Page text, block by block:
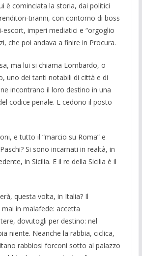
è cominciata la storia, dai politici
tiranni, con contorno di boss
im­peri mediatici e “orgoglio
che poi andava a finire in Procura.
ma lui si chiama Lombardo, o
uno dei tanti notabili di città e di
incontrano il loro destino in una
codice penale. E cedono il posto
e tutto il “marcio su Roma” e
Si sono incarnati in realtà, in
in Sicilia. E il re della Sicilia è il
questa volta, in Italia? Il
in malafede: accetta
dovu­togli per destino: nel
niente. Neanche la rab­bia, ciclica,
rabbiosi forconi sotto al palazzo